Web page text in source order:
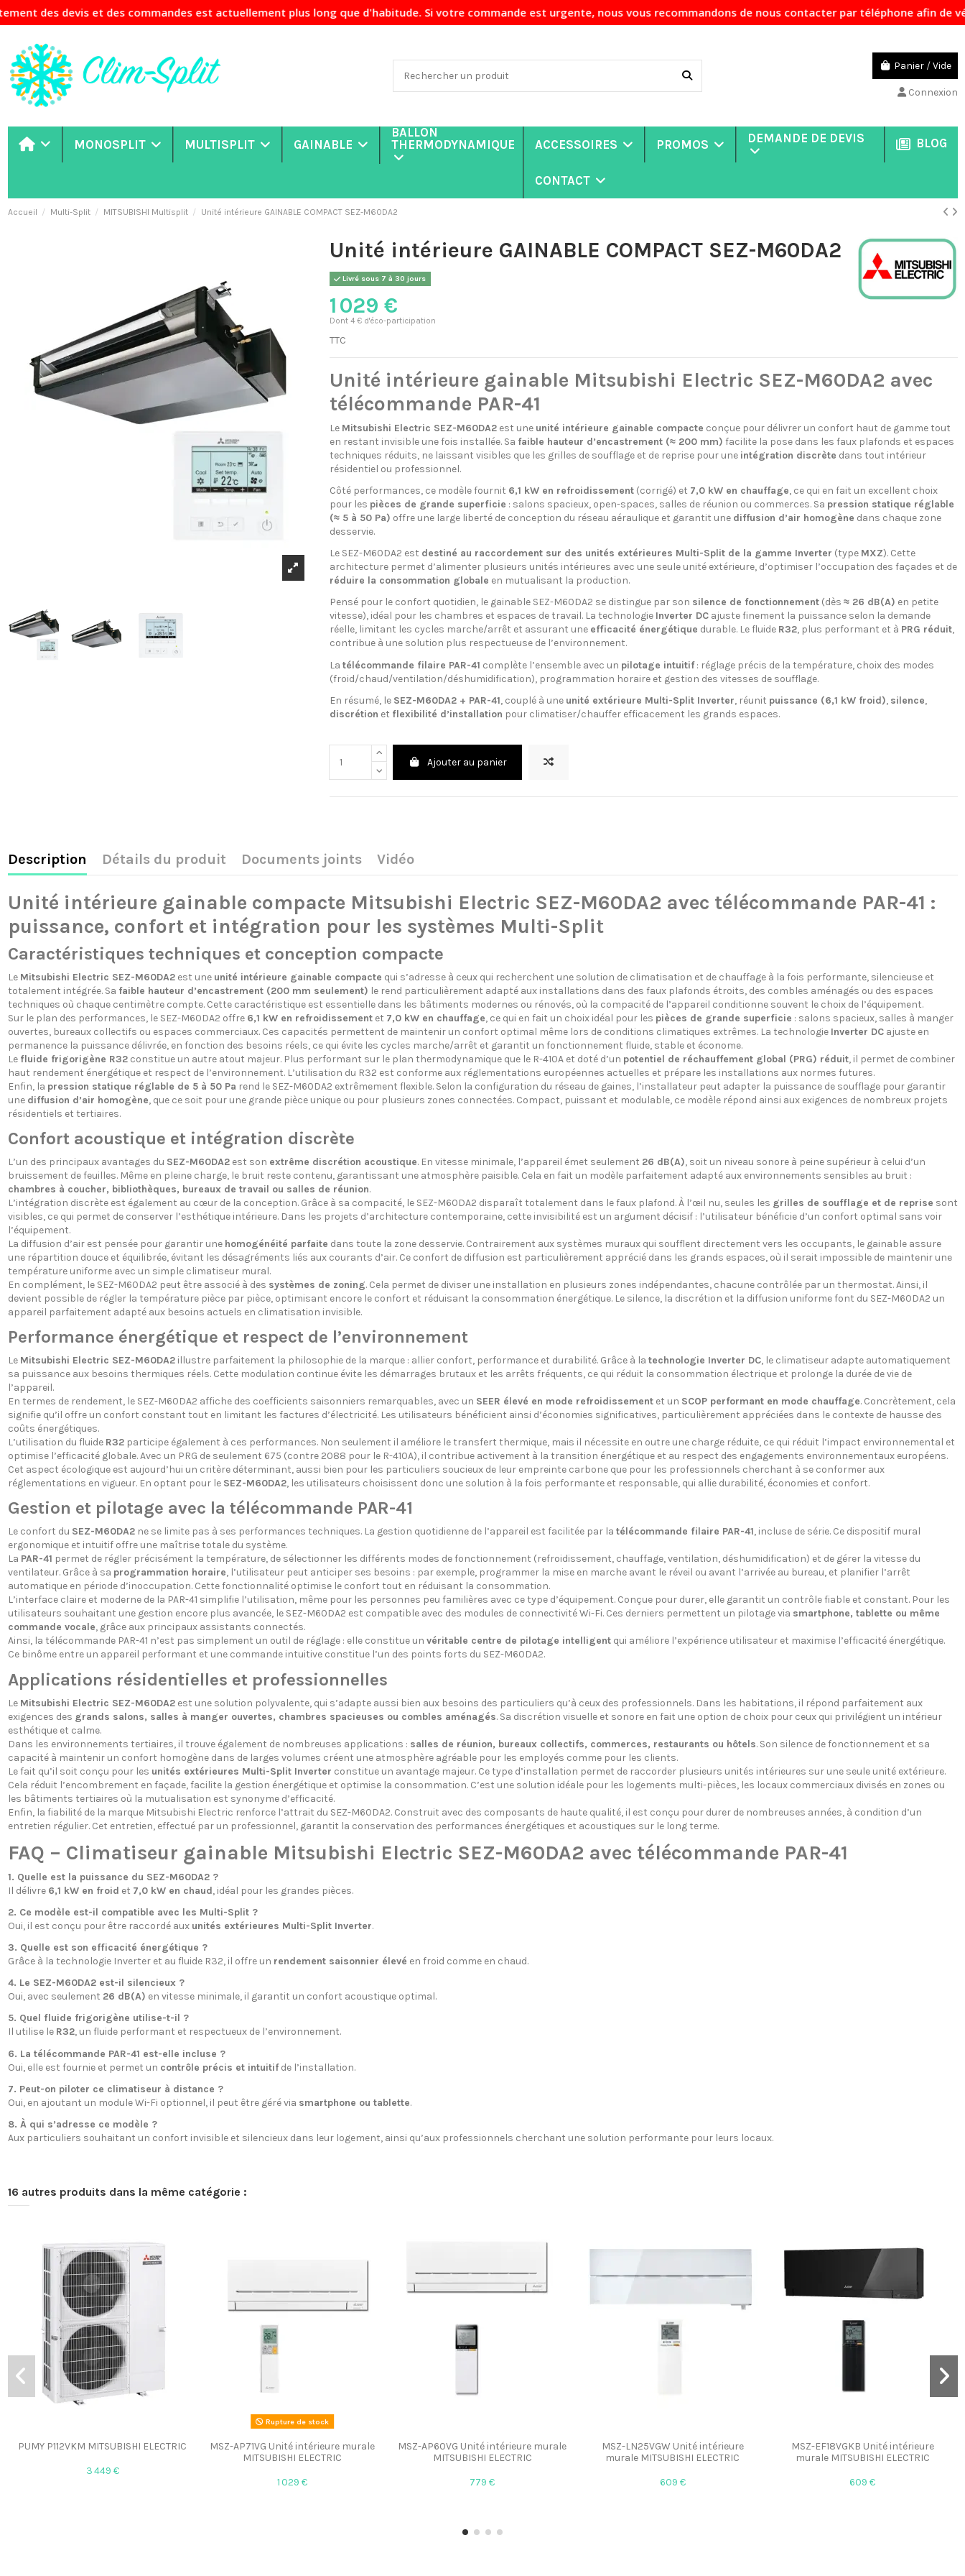
des commandes est actuellement plus long que d'habitude. Si votre commande est urgente, nous vous recommandons de nous contacter par téléphone afin de vérifier la
Panier /Vide
Connexion
MONOSPLIT MULTISPLIT GAINABLE
BALLON
THERMODYNAMIQUE
ACCESSOIRES PROMOS DEMANDE DE DEVIS BLOG
CONTACT
Accueil Multi-Split MITSUBISHI Multisplit Unité intérieure GAINABLE COMPACT SEZ-M60DA2
Unité intérieure GAINABLE COMPACT SEZ-M60DA2
Livré sous 7 à 30 jours
1 029 €
Dont 4 € d'éco-participation
TTC
Unité intérieure gainable Mitsubishi Electric SEZ-M60DA2 avec
télécommande PAR-41
Le Mitsubishi Electric SEZ-M60DA2est une unité intérieure gainable compacte conçue pour délivrer un confort haut de gamme tout
en restant invisible une fois installée. Sa faible hauteur d’encastrement (≈ 200 mm) facilite la pose dans les faux plafonds et espaces
techniques réduits, ne laissant visibles que les grilles de soufflage et de reprise pour une intégration discrète dans tout intérieur
résidentiel ou professionnel.
Côté performances, ce modèle fournit 6,1 kW en refroidissement(corrigé) et 7,0 kW en chauffage, ce qui en fait un excellent choix
pour les pièces de grande superficie : salons spacieux, open-spaces, salles de réunion ou commerces. Sa pression statique réglable
(≈ 5 à 50 Pa) offre une large liberté de conception du réseau aéraulique et garantit une diffusion d’air homogène dans chaque zone
desservie.
Le SEZ-M60DA2 est destiné au raccordement sur des unités extérieures Multi-Split de la gamme Inverter (type MXZ). Cette
architecture permet d’alimenter plusieurs unités intérieures avec une seule unité extérieure, d’optimiser l’occupation des façades et de
réduire la consommation globale en mutualisant la production.
Pensé pour le confort quotidien, le gainable SEZ-M60DA2 se distingue par son silence de fonctionnement(dès ≈ 26 dB(A) en petite
vitesse), idéal pour les chambres et espaces de travail. La technologie Inverter DCajuste finement la puissance selon la demande
réelle, limitant les cycles marche/arrêt et assurant une efficacité énergétique durable. Le fluide R32, plus performant et à PRG réduit,
contribue à une solution plus respectueuse de l’environnement.
La télécommande filaire PAR-41 complète l’ensemble avec un pilotage intuitif: réglage précis de la température, choix des modes
(froid/chaud/ventilation/déshumidification), programmation horaire et gestion des vitesses de soufflage.
En résumé, le SEZ-M60DA2 + PAR-41, couplé à une unité extérieure Multi-Split Inverter, réunit puissance (6,1 kW froid), silence,
discrétion et flexibilité d’installation pour climatiser/chauffer efficacement les grands espaces.
Ajouter au panier
Description Détails du produit Documents joints Vidéo
Unité intérieure gainable compacte Mitsubishi Electric SEZ-M60DA2 avec télécommande PAR-41 :
puissance, confort et intégration pour les systèmes Multi-Split
Caractéristiques techniques et conception compacte
Le Mitsubishi Electric SEZ-M60DA2est une unité intérieure gainable compacte qui s’adresse à ceux qui recherchent une solution de climatisation et de chauffage à la fois performante, silencieuse et
totalement intégrée. Sa faible hauteur d’encastrement (200 mm seulement) le rend particulièrement adapté aux installations dans des faux plafonds étroits, des combles aménagés ou des espaces
techniques où chaque centimètre compte. Cette caractéristique est essentielle dans les bâtiments modernes ou rénovés, où la compacité de l’appareil conditionne souvent le choix de l’équipement.
Sur le plan des performances, le SEZ-M60DA2 offre 6,1 kW en refroidissementet 7,0 kW en chauffage, ce qui en fait un choix idéal pour les pièces de grande superficie : salons spacieux, salles à manger
ouvertes, bureaux collectifs ou espaces commerciaux. Ces capacités permettent de maintenir un confort optimal même lors de conditions climatiques extrêmes. La technologie Inverter DCajuste en
permanence la puissance délivrée, en fonction des besoins réels, ce qui évite les cycles marche/arrêt et garantit un fonctionnement fluide, stable et économe.
Le fluide frigorigène R32constitue un autre atout majeur. Plus performant sur le plan thermodynamique que le R-410A et doté d’un potentiel de réchauffement global (PRG) réduit, il permet de combiner
haut rendement énergétique et respect de l’environnement. L’utilisation du R32 est conforme aux réglementations européennes actuelles et prépare les installations aux normes futures.
Enfin, la pression statique réglable de 5 à 50 Pa rend le SEZ-M60DA2 extrêmement flexible. Selon la configuration du réseau de gaines, l’installateur peut adapter la puissance de soufflage pour garantir
une diffusion d’air homogène, que ce soit pour une grande pièce unique ou pour plusieurs zones connectées. Compact, puissant et modulable, ce modèle répond ainsi aux exigences de nombreux projets
résidentiels et tertiaires.
Confort acoustique et intégration discrète
L’un des principaux avantages du SEZ-M60DA2est son extrême discrétion acoustique. En vitesse minimale, l’appareil émet seulement 26 dB(A), soit un niveau sonore à peine supérieur à celui d’un
bruissement de feuilles. Même en pleine charge, le bruit reste contenu, garantissant une atmosphère paisible. Cela en fait un modèle parfaitement adapté aux environnements sensibles au bruit :
chambres à coucher, bibliothèques, bureaux de travail ou salles de réunion.
L’intégration discrète est également au cœur de la conception. Grâce à sa compacité, le SEZ-M60DA2 disparaît totalement dans le faux plafond. À l’œil nu, seules les grilles de soufflage et de reprise sont
visibles, ce qui permet de conserver l’esthétique intérieure. Dans les projets d’architecture contemporaine, cette invisibilité est un argument décisif : l’utilisateur bénéficie d’un confort optimal sans voir
l’équipement.
La diffusion d’air est pensée pour garantir une homogénéité parfaite dans toute la zone desservie. Contrairement aux systèmes muraux qui soufflent directement vers les occupants, le gainable assure
une répartition douce et équilibrée, évitant les désagréments liés aux courants d’air. Ce confort de diffusion est particulièrement apprécié dans les grands espaces, où il serait impossible de maintenir une
température uniforme avec un simple climatiseur mural.
En complément, le SEZ-M60DA2 peut être associé à des systèmes de zoning. Cela permet de diviser une installation en plusieurs zones indépendantes, chacune contrôlée par un thermostat. Ainsi, il
devient possible de régler la température pièce par pièce, optimisant encore le confort et réduisant la consommation énergétique. Le silence, la discrétion et la diffusion uniforme font du SEZ-M60DA2 un
appareil parfaitement adapté aux besoins actuels en climatisation invisible.
Performance énergétique et respect de l’environnement
Le Mitsubishi Electric SEZ-M60DA2illustre parfaitement la philosophie de la marque : allier confort, performance et durabilité. Grâce à la technologie Inverter DC, le climatiseur adapte automatiquement
sa puissance aux besoins thermiques réels. Cette modulation continue évite les démarrages brutaux et les arrêts fréquents, ce qui réduit la consommation électrique et prolonge la durée de vie de
l’appareil.
En termes de rendement, le SEZ-M60DA2 affiche des coefficients saisonniers remarquables, avec un SEER élevé en mode refroidissementet un SCOP performant en mode chauffage. Concrètement, cela
signifie qu’il offre un confort constant tout en limitant les factures d’électricité. Les utilisateurs bénéficient ainsi d’économies significatives, particulièrement appréciées dans le contexte de hausse des
coûts énergétiques.
L’utilisation du fluide R32participe également à ces performances. Non seulement il améliore le transfert thermique, mais il nécessite en outre une charge réduite, ce qui réduit l’impact environnemental et
optimise l’efficacité globale. Avec un PRG de seulement 675 (contre 2088 pour le R-410A), il contribue activement à la transition énergétique et au respect des engagements environnementaux européens.
Cet aspect écologique est aujourd’hui un critère déterminant, aussi bien pour les particuliers soucieux de leur empreinte carbone que pour les professionnels cherchant à se conformer aux
réglementations en vigueur. En optant pour le SEZ-M60DA2, les utilisateurs choisissent donc une solution à la fois performante et responsable, qui allie durabilité, économies et confort.
Gestion et pilotage avec la télécommande PAR-41
Le confort du SEZ-M60DA2ne se limite pas à ses performances techniques. La gestion quotidienne de l’appareil est facilitée par la télécommande filaire PAR-41, incluse de série. Ce dispositif mural
ergonomique et intuitif offre une maîtrise totale du système.
La PAR-41 permet de régler précisément la température, de sélectionner les différents modes de fonctionnement (refroidissement, chauffage, ventilation, déshumidification) et de gérer la vitesse du
ventilateur. Grâce à sa programmation horaire, l’utilisateur peut anticiper ses besoins : par exemple, programmer la mise en marche avant le réveil ou avant l’arrivée au bureau, et planifier l’arrêt
automatique en période d’inoccupation. Cette fonctionnalité optimise le confort tout en réduisant la consommation.
L’interface claire et moderne de la PAR-41 simplifie l’utilisation, même pour les personnes peu familières avec ce type d’équipement. Conçue pour durer, elle garantit un contrôle fiable et constant. Pour les
utilisateurs souhaitant une gestion encore plus avancée, le SEZ-M60DA2 est compatible avec des modules de connectivité Wi-Fi. Ces derniers permettent un pilotage via smartphone, tablette ou même
commande vocale, grâce aux principaux assistants connectés.
Ainsi, la télécommande PAR-41 n’est pas simplement un outil de réglage : elle constitue un véritable centre de pilotage intelligentqui améliore l’expérience utilisateur et maximise l’efficacité énergétique.
Ce binôme entre un appareil performant et une commande intuitive constitue l’un des points forts du SEZ-M60DA2.
Applications résidentielles et professionnelles
Le Mitsubishi Electric SEZ-M60DA2est une solution polyvalente, qui s’adapte aussi bien aux besoins des particuliers qu’à ceux des professionnels. Dans les habitations, il répond parfaitement aux
exigences des grands salons, salles à manger ouvertes, chambres spacieuses ou combles aménagés. Sa discrétion visuelle et sonore en fait une option de choix pour ceux qui privilégient un intérieur
esthétique et calme.
Dans les environnements tertiaires, il trouve également de nombreuses applications : salles de réunion, bureaux collectifs, commerces, restaurants ou hôtels. Son silence de fonctionnement et sa
capacité à maintenir un confort homogène dans de larges volumes créent une atmosphère agréable pour les employés comme pour les clients.
Le fait qu’il soit conçu pour les unités extérieures Multi-Split Inverter constitue un avantage majeur. Ce type d’installation permet de raccorder plusieurs unités intérieures sur une seule unité extérieure.
Cela réduit l’encombrement en façade, facilite la gestion énergétique et optimise la consommation. C’est une solution idéale pour les logements multi-pièces, les locaux commerciaux divisés en zones ou
les bâtiments tertiaires où la mutualisation est synonyme d’efficacité.
Enfin, la fiabilité de la marque Mitsubishi Electric renforce l’attrait du SEZ-M60DA2. Construit avec des composants de haute qualité, il est conçu pour durer de nombreuses années, à condition d’un
entretien régulier. Cet entretien, effectué par un professionnel, garantit la conservation des performances énergétiques et acoustiques sur le long terme.
FAQ – Climatiseur gainable Mitsubishi Electric SEZ-M60DA2 avec télécommande PAR-41
1. Quelle est la puissance du SEZ-M60DA2 ?
Il délivre 6,1 kW en froid et 7,0 kW en chaud, idéal pour les grandes pièces.
2. Ce modèle est-il compatible avec les Multi-Split ?
Oui, il est conçu pour être raccordé aux unités extérieures Multi-Split Inverter.
3. Quelle est son efficacité énergétique ?
Grâce à la technologie Inverter et au fluide R32, il offre un rendement saisonnier élevé en froid comme en chaud.
4. Le SEZ-M60DA2 est-il silencieux ?
Oui, avec seulement 26 dB(A) en vitesse minimale, il garantit un confort acoustique optimal.
5. Quel fluide frigorigène utilise-t-il ?
Il utilise le R32, un fluide performant et respectueux de l’environnement.
6. La télécommande PAR-41 est-elle incluse ?
Oui, elle est fournie et permet un contrôle précis et intuitifde l’installation.
7. Peut-on piloter ce climatiseur à distance ?
Oui, en ajoutant un module Wi-Fi optionnel, il peut être géré via smartphone ou tablette.
8. À qui s’adresse ce modèle ?
Aux particuliers souhaitant un confort invisible et silencieux dans leur logement, ainsi qu’aux professionnels cherchant une solution performante pour leurs locaux.
16 autres produits dans la même catégorie :
PUMY P112VKM MITSUBISHI ELECTRIC
3 449 €
Rupture de stock
MSZ-AP71VG Unité intérieure murale
MITSUBISHI ELECTRIC
1 029 €
MSZ-AP60VG Unité intérieure murale
MITSUBISHI ELECTRIC
779 €
MSZ-LN25VGW Unité intérieure
murale MITSUBISHI ELECTRIC
609 €
MSZ-EF18VGKB Unité intérieure
murale MITSUBISHI ELECTRIC
609 €